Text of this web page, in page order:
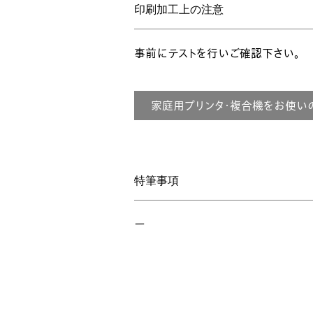
印刷加工上の注意
事前にテストを行いご確認下さい。
家庭用プリンタ・複合機をお使い
特筆事項
ー